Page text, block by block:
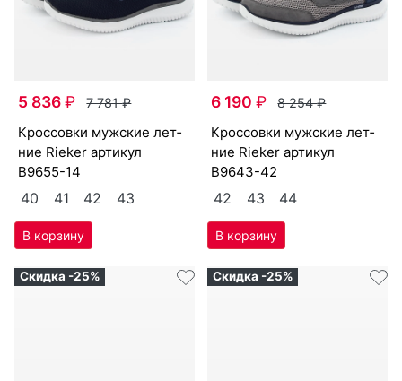
5 836₽ 7 781₽
крос­совки мужс­кие лет­
ние Ri­eker артикул
B9655-14
40 41 42 43
6 190₽ 8 254₽
крос­совки мужс­кие лет­
ние Ri­eker артикул
B9643-42
42 43 44
Скидка -25% Скидка -25%